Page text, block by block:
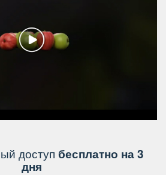
доступ есплатно на 3
дня